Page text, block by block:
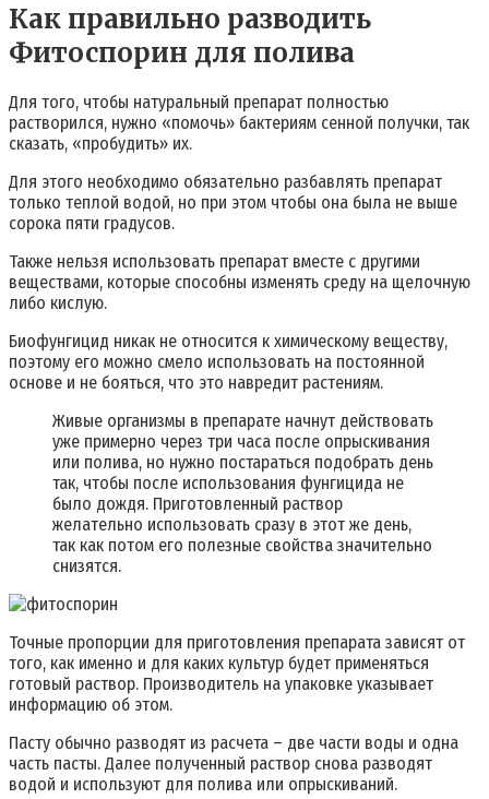
Как правильно разводить
Фитоспорин для полива
Для того, чтобы натуральный препарат полностью
растворился, нужно «помочь» бактериям сенной получки, так
сказать, «пробудить» их.
Для этого необходимо обязательно разбавлять препарат
только теплой водой, но при этом чтобы она была не выше
сорока пяти градусов.
Также нельзя использовать препарат вместе с другими
веществами, которые способны изменять среду на щелочную
либо кислую.
Биофунгицид никак не относится к химическому веществу,
поэтому его можно смело использовать на постоянной
основе и не бояться, что это навредит растениям.
Живые организмы в препарате начнут действовать
уже примерно через три часа после опрыскивания
или полива, но нужно постараться подобрать день
так, чтобы после использования фунгицида не
было дождя. Приготовленный раствор
желательно использовать сразу в этот же день,
так как потом его полезные свойства значительно
снизятся.
Точные пропорции для приготовления препарата зависят от
того, как именно и для каких культур будет применяться
готовый раствор. Производитель на упаковке указывает
информацию об этом.
Пасту обычно разводят из расчета – две части воды и одна
часть пасты. Далее полученный раствор снова разводят
водой и используют для полива или опрыскиваний.